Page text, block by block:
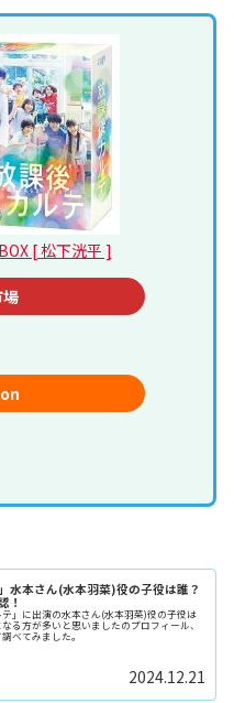
[ 松下洸平 ]
水本さん(水本羽菜)役の子役は誰？
！
」に出演の水本さん(水本羽菜)役の子役は
る方が多いと思いましたのプロフィール、
べてみました。
2024.12.21